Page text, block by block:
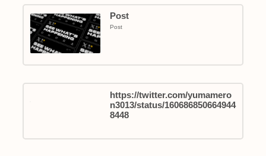
Post
Post
https://twitter.com/yumamero
n3013/status/160686850664944
8448